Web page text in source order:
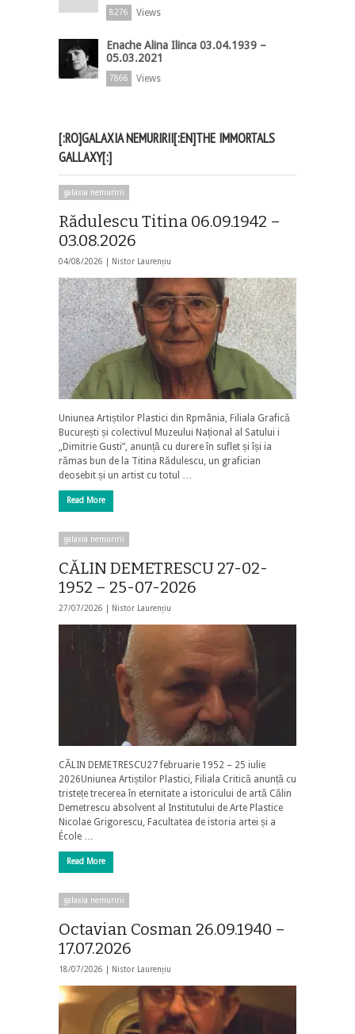
8276 Views
Enache Alina Ilinca 03.04.1939 –
05.03.2021
7866 Views
[:RO]GALAXIA NEMURIRII[:EN]THE IMMORTALS
GALLAXY[:]
galaxia nemuririi
Rădulescu Titina 06.09.1942 –
03.08.2026
04/08/2026 | Nistor Laurențiu
Uniunea Artiștilor Plastici din Rpmânia, Filiala Grafică
București și colectivul Muzeului Național al Satului i
„Dimitrie Gusti”, anunță cu durere în suflet și își ia
rămas bun de la Titina Rădulescu, un grafician
deosebit și un artist cu totul …
Read More
galaxia nemuririi
CĂLIN DEMETRESCU 27-02-
1952 – 25-07-2026
27/07/2026 | Nistor Laurențiu
CĂLIN DEMETRESCU27 februarie 1952 – 25 iulie
2026Uniunea Artiștilor Plastici, Filiala Critică anunță cu
tristețe trecerea în eternitate a istoricului de artă Călin
Demetrescu absolvent al Institutului de Arte Plastice
Nicolae Grigorescu, Facultatea de istoria artei și a
École …
Read More
galaxia nemuririi
Octavian Cosman 26.09.1940 –
17.07.2026
18/07/2026 | Nistor Laurențiu